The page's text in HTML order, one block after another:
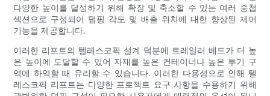
다양한 높이를 달성하기 위해 확장 및 축소할 수 있는 여러 중첩
섹션으로 구성되어 덤핑 각도 및 배출 위치에 대한 향상된 제어
기능을 제공합니다.
이러한 리프트의 텔레스코픽 설계 덕분에 트레일러 베드가 더 높
은 높이에 도달할 수 있어 자재를 높은 컨테이너나 높은 투기 구
역에 하역할 때 유리할 수 있습니다. 이러한 다용성으로 인해 텔
레스코픽 리프트는 다양한 프로젝트 요구 사항을 수용하기 위해